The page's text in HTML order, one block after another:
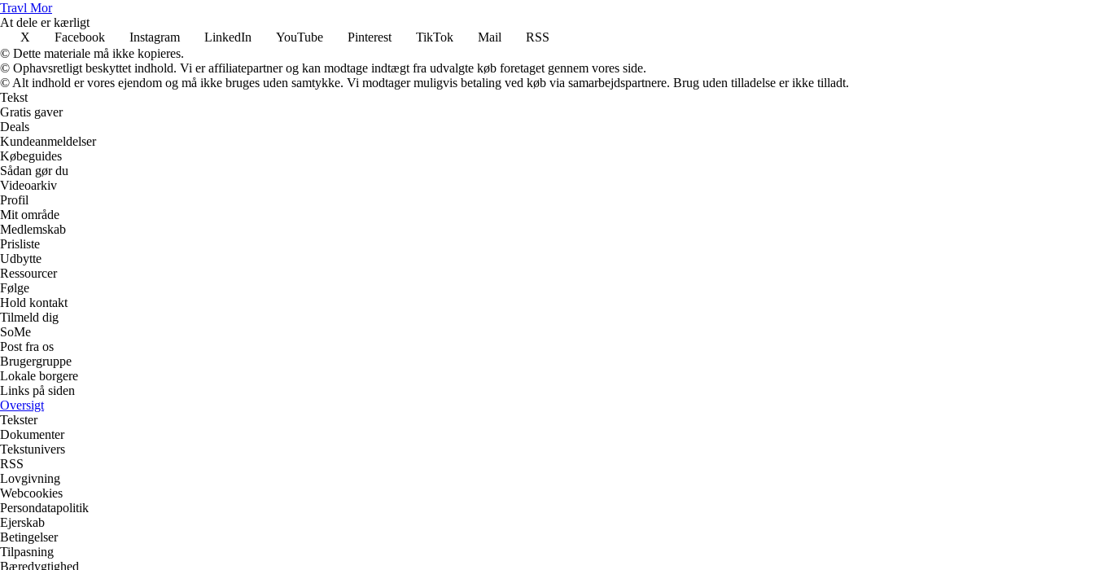
Travl Mor
At dele er kærligt
X
Facebook Instagram LinkedIn YouTube Pinterest TikTok Mail
RSS
© Dette materiale må ikke kopieres.
© Ophavsretligt beskyttet indhold. Vi er affiliatepartner og kan modtage indtægt fra udvalgte køb foretaget gennem vores side.
© Alt indhold er vores ejendom og må ikke bruges uden samtykke. Vi modtager muligvis betaling ved køb via samarbejdspartnere. Brug uden tilladelse er ikke tilladt.
Tekst
Gratis gaver
Deals
Kundeanmeldelser
Købeguides
Sådan gør du
Videoarkiv
Profil
Mit område
Medlemskab
Prisliste
Udbytte
Ressourcer
Følge
Hold kontakt
Tilmeld dig
SoMe
Post fra os
Brugergruppe
Lokale borgere
Links på siden
Oversigt
Tekster
Dokumenter
Tekstunivers
RSS
Lovgivning
Webcookies
Persondatapolitik
Ejerskab
Betingelser
Tilpasning
Bæredygtighed